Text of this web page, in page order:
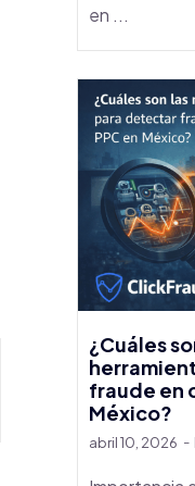
en ...
¿Cuáles
fraude en
México?
abril 10, 2026